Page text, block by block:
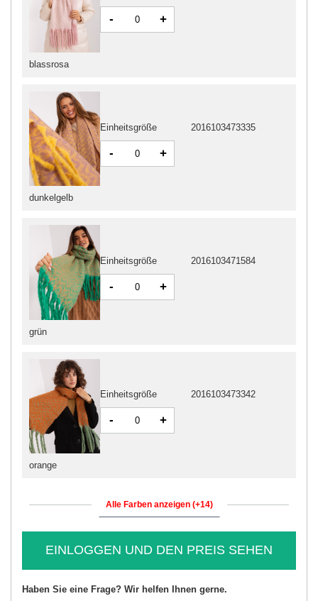
dunkelgelb
Einheitsgröße 2016103473335
- +
grün
Einheitsgröße 2016103471584
- +
orange
Einheitsgröße 2016103473342
- +
blassrosa
- +
Alle Farben anzeigen (+14)
EINLOGGEN UND DEN PREIS SEHEN
Haben Sie eine Frage? Wir helfen Ihnen gerne.